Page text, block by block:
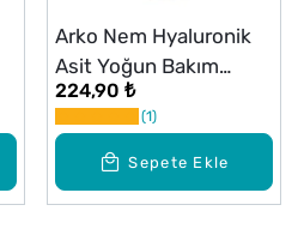
Sepete Ekle
Arko Nem Hyaluronik
Asit Yoğun Bakım
Kremi 400 ml
224,90 ₺
1